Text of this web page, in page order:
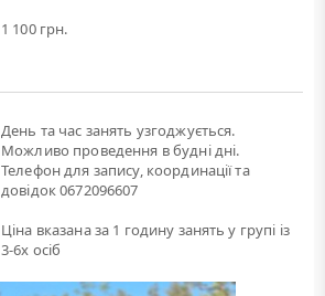
1 100 грн.
День та час занять узгоджується.
Можливо проведення в будні дні.
Телефон для запису, координації та
довідок 0672096607
Ціна вказана за 1 годину занять у групі із
3-6х осіб